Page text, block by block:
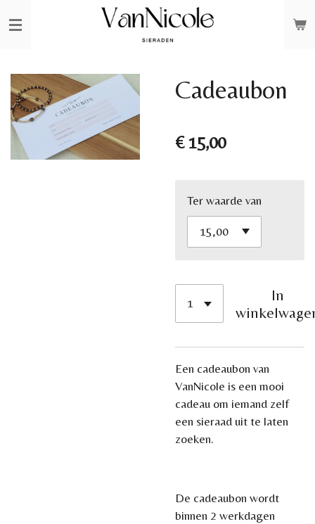
direct
hoofdinhoud
Cadeaubon
€ 15,00
Ter waarde van
In
Een cadeaubon van
VanNicole is een mooi
cadeau om iemand zelf
een sieraad uit te laten
zoeken.
De cadeaubon wordt
binnen 2 werkdagen